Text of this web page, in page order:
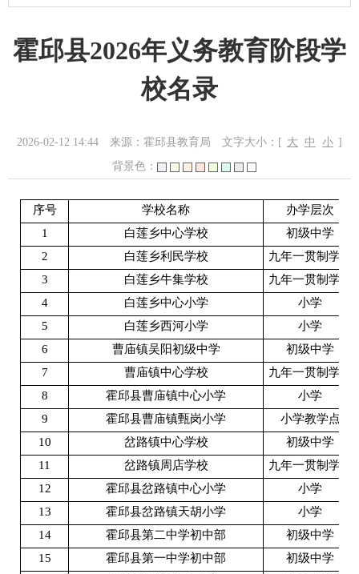
霍邱县2026年义务教育阶段学
校名录
2026-02-12 14:44 来源：霍邱县教育局 文字大小：[ 大 中 小 ]
背景色：
序号 学校名称
办学层次
1
白莲乡中心学校
初级中学
2
白莲乡利民学校
九年一贯制学校
3
白莲乡牛集学校
九年一贯制学校
4
白莲乡中心小学
小学
5
白莲乡西河小学
小学
6
曹庙镇吴阳初级中学
初级中学
7
曹庙镇中心学校
九年一贯制学校
8
霍邱县曹庙镇中心小学
小学
9
霍邱县曹庙镇甄岗小学
小学教学点
10
岔路镇中心学校
初级中学
11
岔路镇周店学校
九年一贯制学校
12
霍邱县岔路镇中心小学
小学
13
霍邱县岔路镇天胡小学
小学
14
霍邱县第二中学初中部
初级中学
15
霍邱县第一中学初中部
初级中学